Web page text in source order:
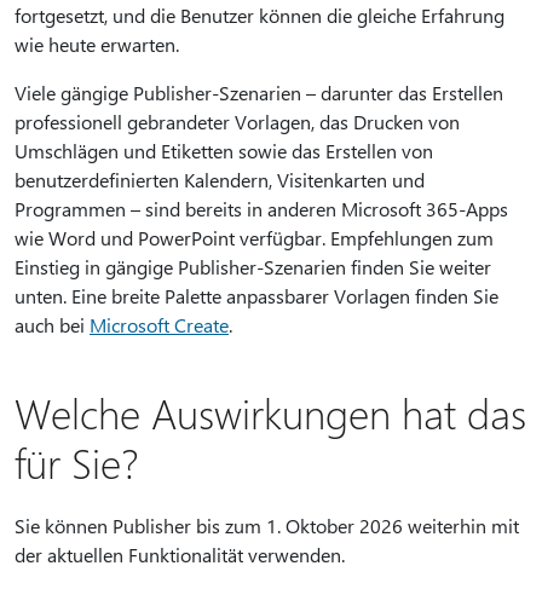
fortgesetzt, und die Benutzer können die gleiche Erfahrung
wie heute erwarten.
Viele gängige Publisher-Szenarien – darunter das Erstellen
professionell gebrandeter Vorlagen, das Drucken von
Umschlägen und Etiketten sowie das Erstellen von
benutzerdefinierten Kalendern, Visitenkarten und
Programmen – sind bereits in anderen Microsoft 365-Apps
wie Word und PowerPoint verfügbar. Empfehlungen zum
Einstieg in gängige Publisher-Szenarien finden Sie weiter
unten. Eine breite Palette anpassbarer Vorlagen finden Sie
auch bei Microsoft Create.
Welche Auswirkungen hat das
für Sie?
Sie können Publisher bis zum 1. Oktober 2026 weiterhin mit
der aktuellen Funktionalität verwenden.